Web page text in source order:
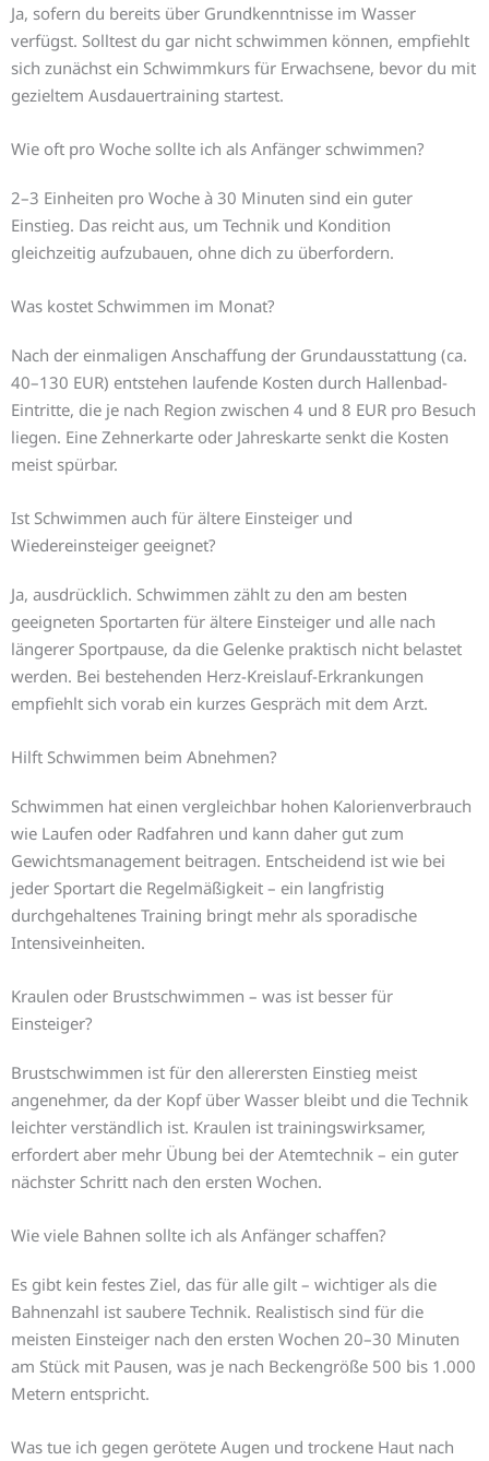
Ja, sofern du bereits über Grundkenntnisse im Wasser
verfügst. Solltest du gar nicht schwimmen können, empfiehlt
sich zunächst ein Schwimmkurs für Erwachsene, bevor du mit
gezieltem Ausdauertraining startest.
Wie oft pro Woche sollte ich als Anfänger schwimmen?
2–3 Einheiten pro Woche à 30 Minuten sind ein guter
Einstieg. Das reicht aus, um Technik und Kondition
gleichzeitig aufzubauen, ohne dich zu überfordern.
Was kostet Schwimmen im Monat?
Nach der einmaligen Anschaffung der Grundausstattung (ca.
40–130 EUR) entstehen laufende Kosten durch Hallenbad-
Eintritte, die je nach Region zwischen 4 und 8 EUR pro Besuch
liegen. Eine Zehnerkarte oder Jahreskarte senkt die Kosten
meist spürbar.
Ist Schwimmen auch für ältere Einsteiger und
Wiedereinsteiger geeignet?
Ja, ausdrücklich. Schwimmen zählt zu den am besten
geeigneten Sportarten für ältere Einsteiger und alle nach
längerer Sportpause, da die Gelenke praktisch nicht belastet
werden. Bei bestehenden Herz-Kreislauf-Erkrankungen
empfiehlt sich vorab ein kurzes Gespräch mit dem Arzt.
Hilft Schwimmen beim Abnehmen?
Schwimmen hat einen vergleichbar hohen Kalorienverbrauch
wie Laufen oder Radfahren und kann daher gut zum
Gewichtsmanagement beitragen. Entscheidend ist wie bei
jeder Sportart die Regelmäßigkeit – ein langfristig
durchgehaltenes Training bringt mehr als sporadische
Intensiveinheiten.
Kraulen oder Brustschwimmen – was ist besser für
Einsteiger?
Brustschwimmen ist für den allerersten Einstieg meist
angenehmer, da der Kopf über Wasser bleibt und die Technik
leichter verständlich ist. Kraulen ist trainingswirksamer,
erfordert aber mehr Übung bei der Atemtechnik – ein guter
nächster Schritt nach den ersten Wochen.
Wie viele Bahnen sollte ich als Anfänger schaffen?
Es gibt kein festes Ziel, das für alle gilt – wichtiger als die
Bahnenzahl ist saubere Technik. Realistisch sind für die
meisten Einsteiger nach den ersten Wochen 20–30 Minuten
am Stück mit Pausen, was je nach Beckengröße 500 bis 1.000
Metern entspricht.
Was tue ich gegen gerötete Augen und trockene Haut nach